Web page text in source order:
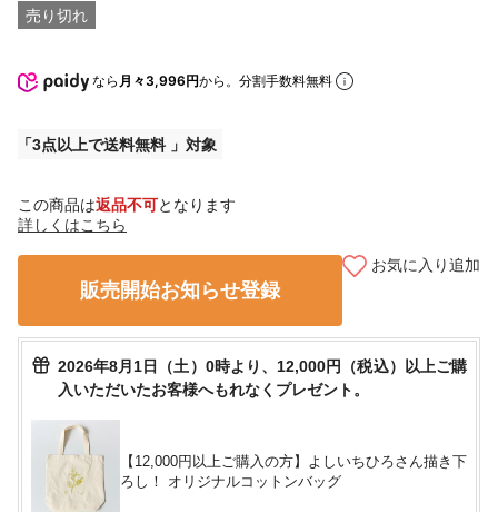
売り切れ
なら 月々3,996円から。分割手数料無料
3点以上で送料無料
この商品は返品不可となります
詳しくはこちら
販売開始お知らせ登録
お気に入り追加
2026年8月1日（土）0時より、12,000円（税込）以上ご購
入いただいたお客様へもれなくプレゼント。
【12,000円以上ご購入の方】よしいちひろさん描き下
ろし！ オリジナルコットンバッグ